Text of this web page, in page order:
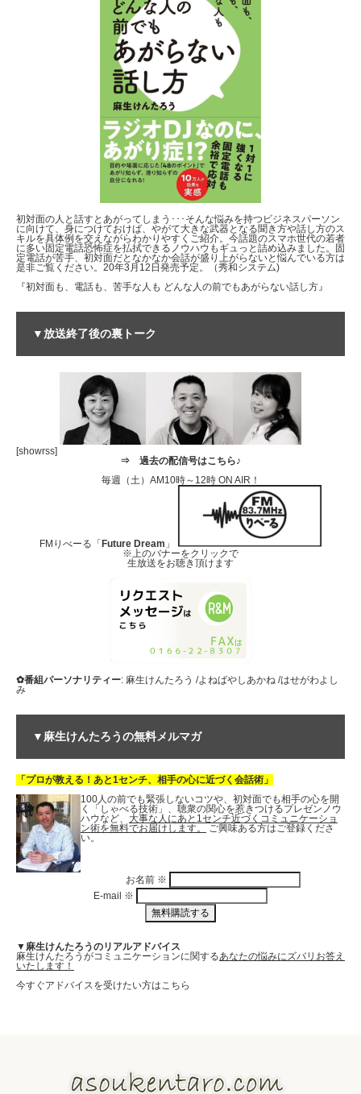
初対面の人と話すとあがってしまう･･･そんな悩みを持つビジネスパーソン
に向けて、身につけておけば、やがて大きな武器となる聞き方や話し方のス
キルを具体例を交えながらわかりやすくご紹介。今話題のスマホ世代の若者
に多い固定電話恐怖症を払拭できるノウハウもギュっと詰め込みました。固
定電話が苦手、初対面だとなかなか会話が盛り上がらないと悩んでいる方は
是非ご覧ください。20年3月12日発売予定。（秀和システム)
『初対面も、電話も、苦手な人も どんな人の前でもあがらない話し方』
▼放送終了後の裏トーク
[showrss]
⇒ 過去の配信号はこちら♪
毎週（土）AM10時～12時 ON AIR！
FMりべーる「Future Dream 」
※上のバナーをクリックで
生放送をお聴き頂けます
✿番組パーソナリティー: 麻生けんたろう /よねばやしあかね /はせがわよし
み
▼麻生けんたろうの無料メルマガ
「プロが教える！あと1センチ、相手の心に近づく会話術」
100人の前でも緊張しないコツや、初対面でも相手の心を開
く「しゃべる技術」、聴衆の関心を惹きつけるプレゼンノウ
ハウなど、 大事な人にあと1センチ近づくコミュニケーショ
ン術を無料でお届けします。
ご興味ある方はご登録くださ
い。
お名前 ※
E-mail ※
▼麻生けんたろうのリアルアドバイス
麻生けんたろうがコミュニケーションに関するあなたの悩みにズバリお答え
いたします！
今すぐアドバイスを受けたい方はこちら